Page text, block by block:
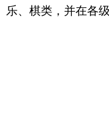
乐、棋类，并在各